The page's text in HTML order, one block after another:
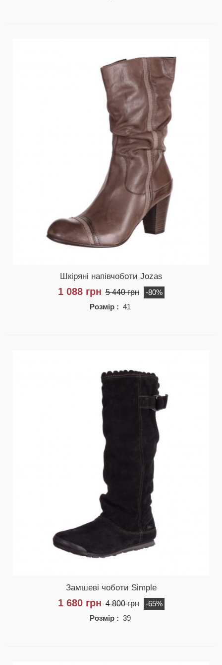
Шкіряні напівчоботи Jozas
1 088 грн 5 440 грн
-80%
Розмір : 41
Замшеві чоботи Simple
1 680 грн 4 800 грн
-65%
Розмір : 39